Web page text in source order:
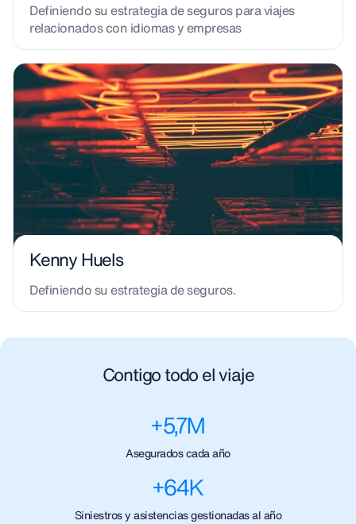
Definiendo su estrategia de seguros para viajes
relacionados con idiomas y empresas
Kenny Huels
Definiendo su estrategia de seguros.
Contigo todo el viaje
+5,7M
Asegurados cada año
+64K
Siniestros y asistencias gestionadas al año